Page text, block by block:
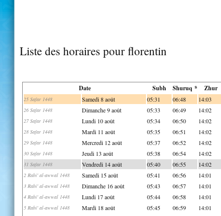
Liste des horaires pour florentin
Date Subh Shuruq * Zhur
25 Safar 1448 Samedi 8 août 05:31 06:48 14:03
26 Safar 1448 Dimanche 9 août 05:33 06:49 14:02
27 Safar 1448 Lundi 10 août 05:34 06:50 14:02
28 Safar 1448 Mardi 11 août 05:35 06:51 14:02
29 Safar 1448 Mercredi 12 août 05:37 06:52 14:02
30 Safar 1448 Jeudi 13 août 05:38 06:54 14:02
31 Safar 1448 Vendredi 14 août 05:40 06:55 14:02
2 Rabi' al-awwal 1448 Samedi 15 août 05:41 06:56 14:01
3 Rabi' al-awwal 1448 Dimanche 16 août 05:43 06:57 14:01
4 Rabi' al-awwal 1448 Lundi 17 août 05:44 06:58 14:01
5 Rabi' al-awwal 1448 Mardi 18 août 05:45 06:59 14:01